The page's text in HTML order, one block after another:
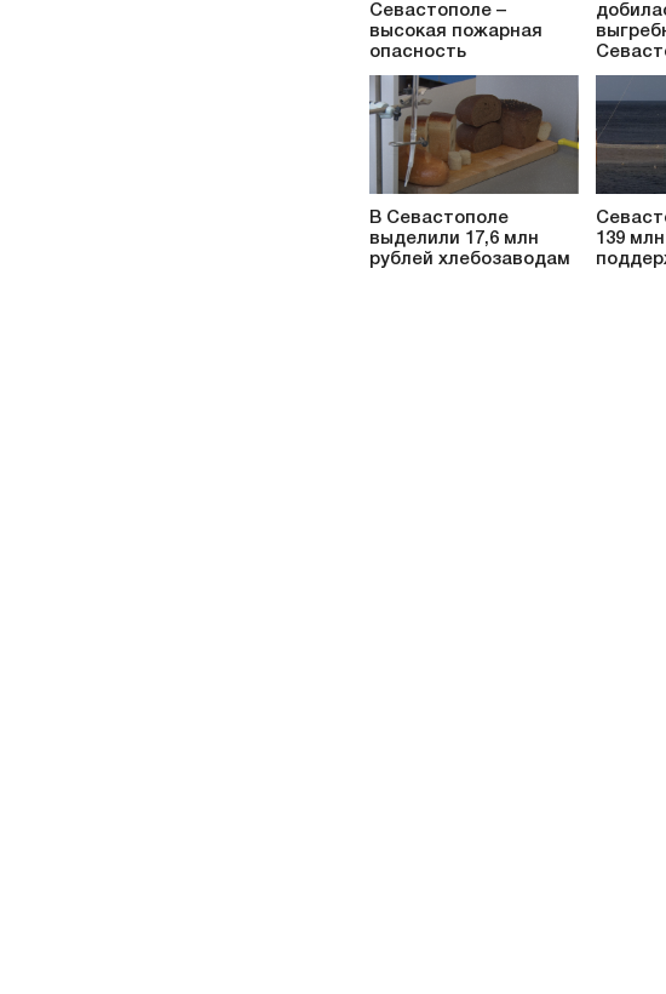
Севастополе –
высокая пожарная
опасность
В Севастополе
выделили 17,6 млн
рублей хлебозаводам
139